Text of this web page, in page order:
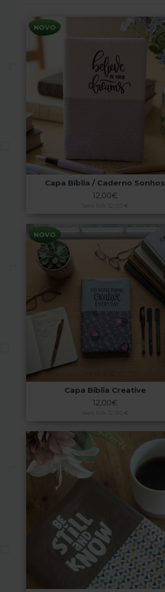
NOVO
Capa Bíblia / Caderno Sonhos
12,00€
Sem IVA:12,00€
NOVO
Capa Bíblia Creative
12,00€
Sem IVA:12,00€